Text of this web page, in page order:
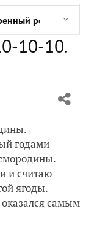
рецепт
декорирование
Полбиг
из
10-10.
годами
и считаю
ягоды.
самым